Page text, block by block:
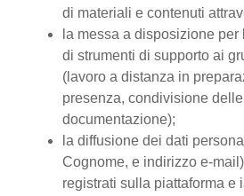
di materiali e contenuti
la messa a disposizione
di strumenti di supporto ai
(lavoro a distanza in
presenza, condivisione
documentazione);
la diffusione dei dati
Cognome, e indirizzo e-
registrati sulla piattaforma e